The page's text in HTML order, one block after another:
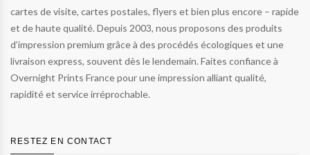
cartes de visite, cartes postales, flyers et bien plus encore – rapide
et de haute qualité. Depuis 2003, nous proposons des produits
d’impression premium grâce à des procédés écologiques et une
livraison express, souvent dès le lendemain. Faites confiance à
Overnight Prints France pour une impression alliant qualité,
rapidité et service irréprochable.
RESTEZ EN CONTACT